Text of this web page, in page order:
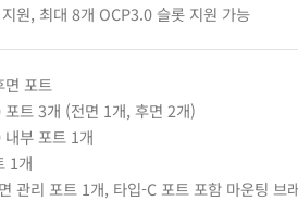
원, 최대 8개 OCP3.0 슬롯 지원 가능
면 포트
트 3개 (전면 1개, 후면 2개)
부 포트 1개
1개
관리 포트 1개, 타입-C 포트 포함 마운팅 브